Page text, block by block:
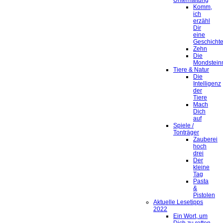
Komm,
ich
erzähl
Dir
eine
Geschichte
Zehn
Die
Tiere & Natur
Die
Intelligenz
der
Tiere
Mach
Dich
auf
Spiele /
Tonträger
Zauberei
hoch
drei
Der
kleine
Tag
Pasta
&
Pistolen
Aktuelle Lesetipps
2022
Ein Wort, um